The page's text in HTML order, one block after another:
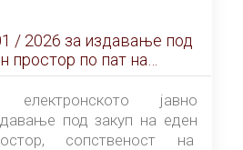
/ 2026 за издавање под
простор по пат на
НАДДАВАЊЕ
јавно
под закуп на еден
сопственост на